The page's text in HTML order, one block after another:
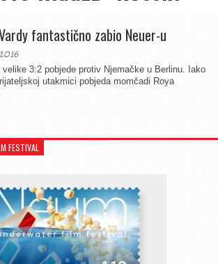
Vardy fantastično zabio Neuer-u
3:2 pobjede protiv Njemačke u Berlinu. Iako
utakmici pobjeda momčadi Roya
FESTIVAL